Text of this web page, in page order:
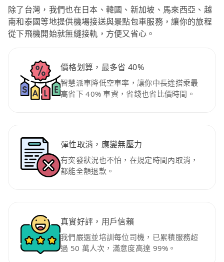
除了台灣，我們也在日本、韓國、新加坡、馬來西亞、越
南和泰國等地提供機場接送與景點包車服務，讓你的旅程
從下飛機開始就無縫接軌，方便又省心。
價格划算，最多省 40%
智慧派車降低空車率，讓你中長途搭乘最
高省下 40% 車資，省錢也省比價時間。
彈性取消，應變無壓力
有突發狀況也不怕，在規定時間內取消，
都能全額退款。
真實好評，用戶信賴
我們嚴選並培訓每位司機，已累積服務超
過 50 萬人次，滿意度高達 99%。